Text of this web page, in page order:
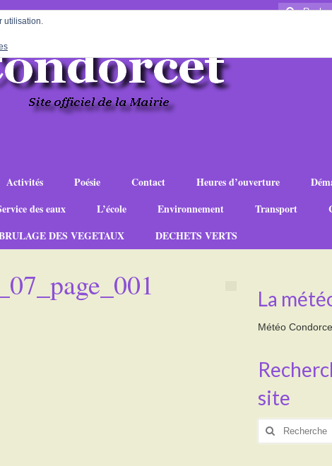
Rechercher
Activités Poésie Contact Heures d’ouverture
des eaux L’école Environnement Transport
DES VEGETAUX DECHETS VERTS
La
Météo
site
Rechercher
utilisation.